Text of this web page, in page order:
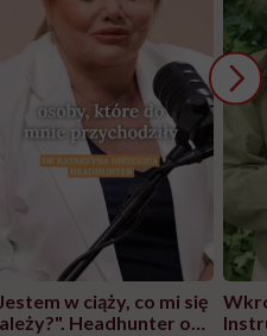
w ciąży, co mi się
Headhunter o